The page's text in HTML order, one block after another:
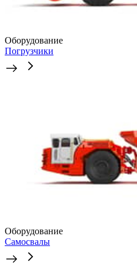
Оборудование
Погрузчики
Оборудование
Самосвалы